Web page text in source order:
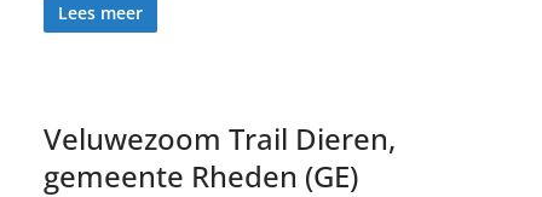
Lees meer
Veluwezoom Trail Dieren,
gemeente Rheden (GE)